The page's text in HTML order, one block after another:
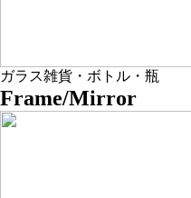
ガラス雑貨・ボトル・瓶
Frame/Mirror